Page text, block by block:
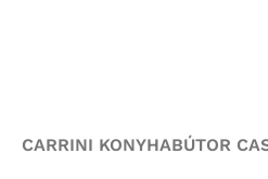
CARRINI KONYHABÚTOR